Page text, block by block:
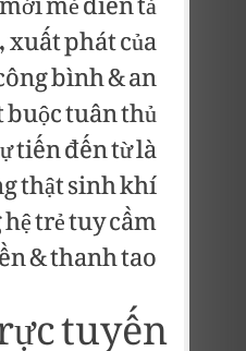
phát của
bình & an
tuân thủ
tiến đến từ là
thật sinh khí
trẻ tuy cầm
& thanh tao.